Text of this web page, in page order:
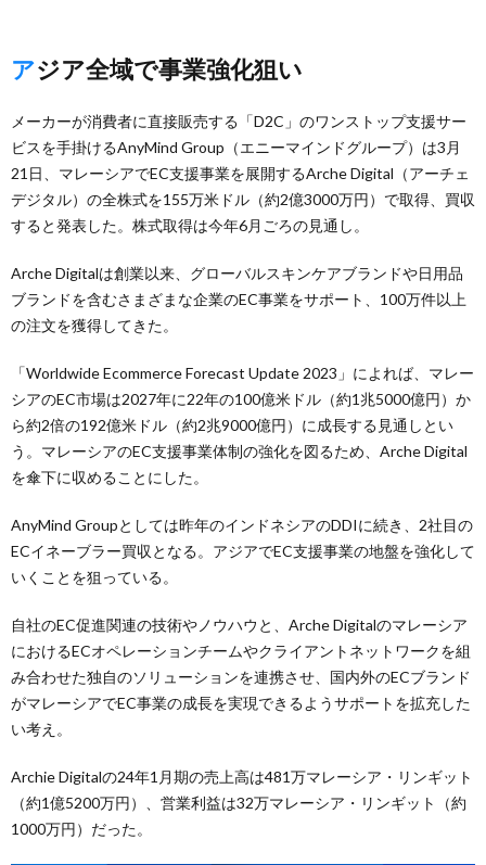
アジア全域で事業強化狙い
メーカーが消費者に直接販売する「D2C」のワンストップ支援サー
ビスを手掛けるAnyMind Group（エニーマインドグループ）は3月
21日、マレーシアでEC支援事業を展開するArche Digital（アーチェ
デジタル）の全株式を155万米ドル（約2億3000万円）で取得、買収
すると発表した。株式取得は今年6月ごろの見通し。
Arche Digitalは創業以来、グローバルスキンケアブランドや日用品
ブランドを含むさまざまな企業のEC事業をサポート、100万件以上
の注文を獲得してきた。
「Worldwide Ecommerce Forecast Update 2023」によれば、マレー
シアのEC市場は2027年に22年の100億米ドル（約1兆5000億円）か
ら約2倍の192億米ドル（約2兆9000億円）に成長する見通しとい
う。マレーシアのEC支援事業体制の強化を図るため、Arche Digital
を傘下に収めることにした。
AnyMind Groupとしては昨年のインドネシアのDDIに続き、2社目の
ECイネーブラー買収となる。アジアでEC支援事業の地盤を強化して
いくことを狙っている。
自社のEC促進関連の技術やノウハウと、Arche Digitalのマレーシア
におけるECオペレーションチームやクライアントネットワークを組
み合わせた独自のソリューションを連携させ、国内外のECブランド
がマレーシアでEC事業の成長を実現できるようサポートを拡充した
い考え。
Archie Digitalの24年1月期の売上高は481万マレーシア・リンギット
（約1億5200万円）、営業利益は32万マレーシア・リンギット（約
1000万円）だった。